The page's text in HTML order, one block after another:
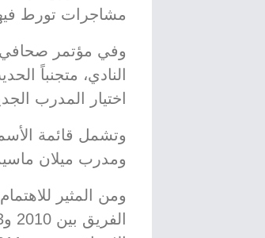
مشاجرات تورط
وفي مؤتمر صحافي
النادي، متجنباً
اختيار المدرب
وتشمل قائمة
ومدرب ميلان
ومن المثير